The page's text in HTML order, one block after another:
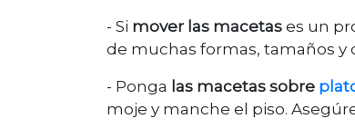
- Si mover las macetas es un
de muchas formas, tamaños y
- Ponga las macetas sobre
moje y manche el piso.